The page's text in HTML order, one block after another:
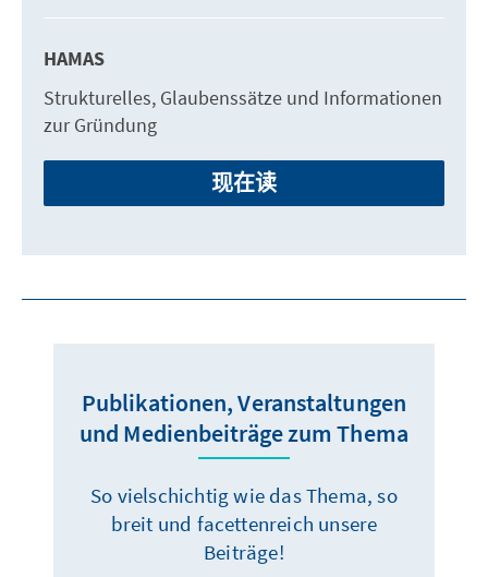
HAMAS
Strukturelles, Glaubenssätze und Informationen
zur Gründung
现在读
Publikationen, Veranstaltungen
und Medienbeiträge zum Thema
So vielschichtig wie das Thema, so
breit und facettenreich unsere
Beiträge!